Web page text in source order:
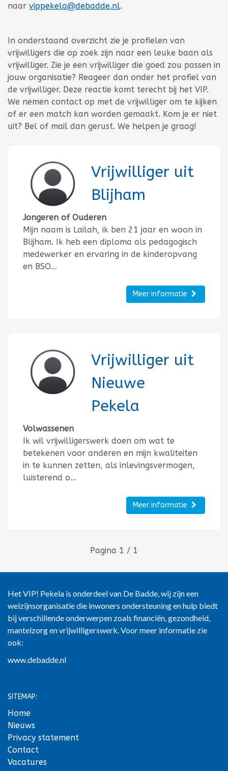
naar vippekela@debadde.nl.
In onderstaand overzicht zie je profielen van
vrijwilligers die op zoek zijn naar een leuke baan als
vrijwilliger. Zie je een vrijwilliger die goed zou passen in
jouw organisatie? Reageer dan onder het profiel van
de vrijwilliger. Deze reactie komt terecht bij het VIP.
We nemen contact op met de vrijwilliger om te kijken
of er een match kan worden gemaakt. Kom je er niet
uit? Bel of mail dan gerust. We helpen je graag!
Vrijwilliger uit
Blijham
Jongeren of Ouderen
Mijn naam is Lailah, ik ben 21 jaar en woon in
Blijham. Ik heb een diploma als pedagogisch
medewerker en ervaring in de kinderopvang
en BSO…
Meer informatie
Vrijwilliger uit
Nieuwe
Pekela
Volwassenen
Ik wil vrijwilligerswerk doen om wat te
betekenen voor anderen en mijn kwaliteiten
in te kunnen zetten, als inlevingsvermogen,
luisterend o…
Meer informatie
Pagina 1 / 1
Het VIP! Pekela is onderdeel van De Badde, wij zijn een
welzijnsorganisatie die inwoners ondersteuning en hulp biedt
bij verschillende onderwerpen zoals financiën, gezondheid,
mantelzorg en vrijwilligerswerk. Voor meer informatie zie
ook:
www.debadde.nl
SITEMAP:
Home
Nieuws
Privacy statement
Contact
Vacatures